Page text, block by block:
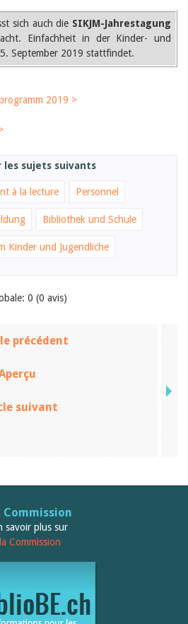
sich auch die SIKJM-Jahrestagung
Einfachheit in der Kinder- und
September 2019 stattfindet.
2019 >
les sujets suivants
à la lecture Personnel
Bibliothek und Schule
Kinder und Jugendliche
0 (0 avis)
précédent
suivant
Commission
savoir plus sur
la Commission